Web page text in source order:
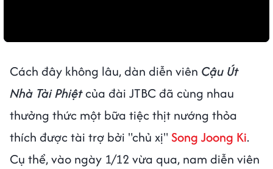
Cách đây không lâu, dàn diễn viên Cậu Út
Nhà Tài Phiệtcủa đài JTBC đã cùng nhau
thưởng thức một bữa tiệc thịt nướng thỏa
thích được tài trợ bởi "chủ xị" Song Joong Ki.
Cụ thể, vào ngày 1/12 vừa qua, nam diễn viên